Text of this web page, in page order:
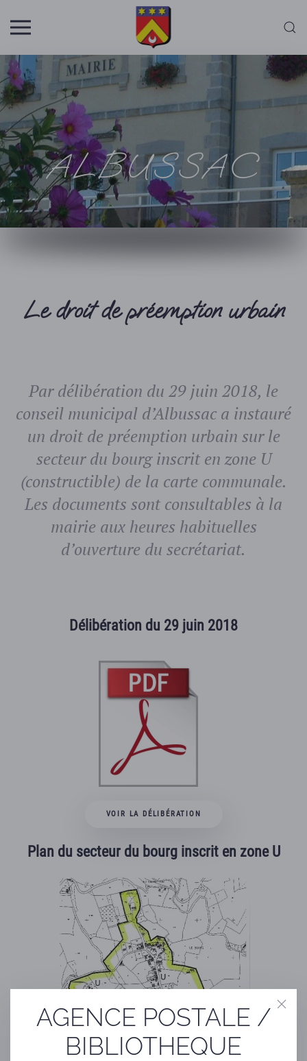
Skip to main content
ALBUSSAC
Le droit de préemption urbain
Par délibération du 29 juin 2018, le
conseil municipal d’Albussac a instauré
un droit de préemption urbain sur le
secteur du bourg inscrit en zone U
(constructible) de la carte communale.
Les documents sont consultables à la
mairie aux heures habituelles
d’ouverture du secrétariat.
Délibération du 29 juin 2018
VOIR LA DÉLIBÉRATION
Plan du secteur du bourg inscrit en zone U
AGENCE POSTALE /
BIBLIOTHEQUE